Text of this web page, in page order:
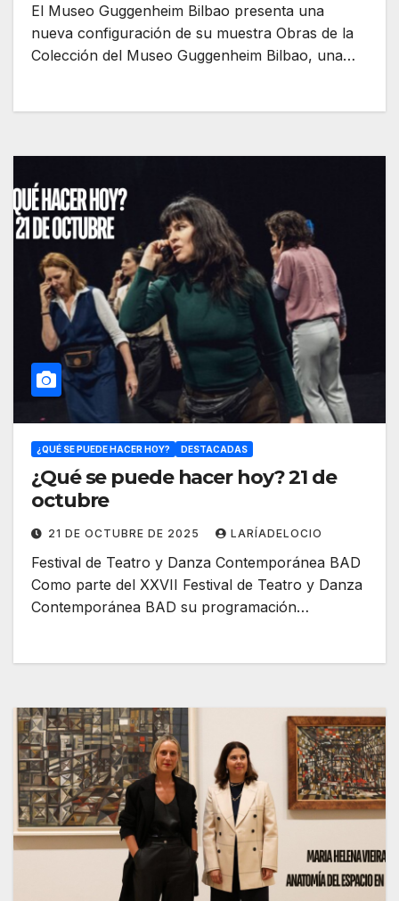
El Museo Guggenheim Bilbao presenta una
nueva configuración de su muestra Obras de la
Colección del Museo Guggenheim Bilbao, una…
¿QUÉ SE PUEDE HACER HOY? DESTACADAS
¿Qué se puede hacer hoy? 21 de
octubre
21 DE OCTUBRE DE 2025 LARÍADELOCIO
Festival de Teatro y Danza Contemporánea BAD
Como parte del XXVII Festival de Teatro y Danza
Contemporánea BAD su programación…